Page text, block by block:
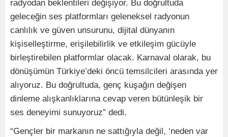
radyodan beklentileri değişiyor. Bu doğrultuda
geleceğin ses platformları geleneksel radyonun
canlılık ve güven unsurunu, dijital dünyanın
kişiselleştirme, erişilebilirlik ve etkileşim gücüyle
birleştirebilen platformlar olacak. Karnaval olarak, bu
dönüşümün Türkiye’deki öncü temsilcileri arasında yer
alıyoruz. Bu doğrultuda, genç kuşağın değişen
dinleme alışkanlıklarına cevap veren bütünleşik bir
ses deneyimi sunuyoruz” dedi.
“Gençler bir markanın ne sattığıyla değil, ‘neden var